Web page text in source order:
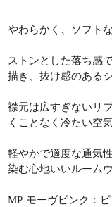
やわらかく、ソフト
ストンとした落ち感
描き、抜け感のある
襟元は広すぎないリ
くことなく冷たい空
軽やかで適度な通気
染む心地いいルーム
MP-モーヴピンク：